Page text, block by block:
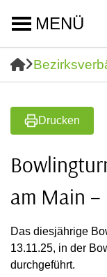
MENÜ
Drucken
am Main –
Das diesjährige
13.11.25, in der
durchgeführt.